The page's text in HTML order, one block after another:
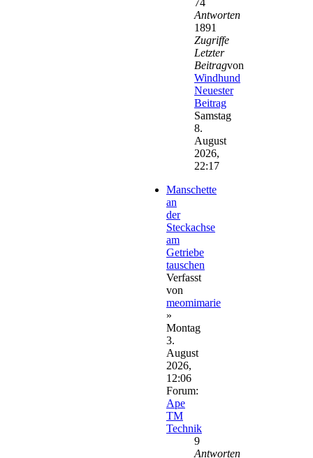
Antworten
1891
Zugriffe
Letzter
Beitragvon
Windhund
Neuester
Beitrag
Samstag
8.
August
2026,
22:17
Manschette
an
der
Steckachse
am
Getriebe
tauschen
Verfasst
von
meomimarie
»
Montag
3.
August
2026,
12:06
Forum:
Ape
TM
Technik
9
Antworten